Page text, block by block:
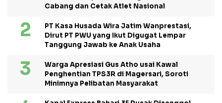
Cabang dan Cetak Atlet Nasional
PT Kasa Husada Wira Jatim Wanprestasi,
Dirut PT PWU yang Ikut Digugat Lempar
Tanggung Jawab ke Anak Usaha
Warga Apresiasi Gus Atho usai Kawal
Penghentian TPS3R di Magersari, Soroti
Minimnya Pelibatan Masyarakat